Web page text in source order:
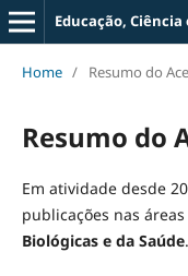
Educação, Ciência
Home / Resumo do
Resumo do
Em atividade desde
publicações nas
Biológicas e da Saúde